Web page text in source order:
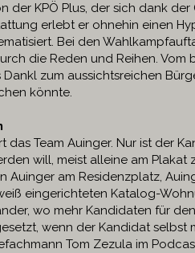
der KPÖ Plus, der sich dank
erlebt er ohnehin einen
Bei den
die Reden und Reihen. Vom
Dankl zum aussichtsreichen
könnte.
das Team Auinger. Nur ist der
will, meist alleine am Plakat
Auinger am Residenzplatz,
eingerichteten Katalog-
wo mehr Kandidaten für
wenn der Kandidat selbst
Tom Zezula im